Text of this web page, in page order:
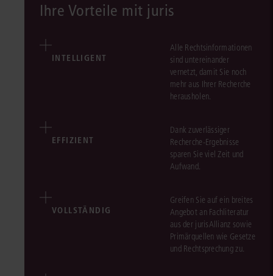
Ihre Vorteile mit juris
INTELLIGENT
Alle Rechtsinformationen
sind untereinander
vernetzt, damit Sie noch
mehr aus Ihrer Recherche
herausholen.
EFFIZIENT
Dank zuverlässiger
Recherche-Ergebnisse
sparen Sie viel Zeit und
Aufwand.
VOLLSTÄNDIG
Greifen Sie auf ein breites
Angebot an Fachliteratur
aus der jurisAllianz sowie
Primärquellen wie Gesetze
und Rechtsprechung zu.